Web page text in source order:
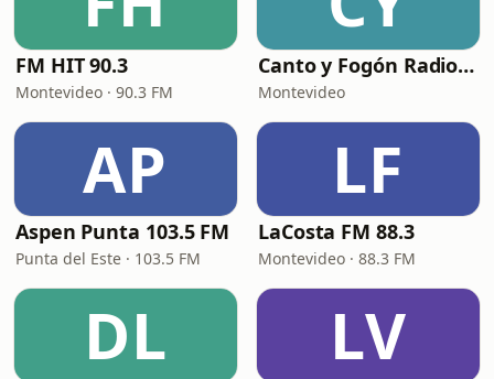
FM HIT 90.3
Montevideo · 90.3 FM
Canto y Fogón Radio Web
Montevideo
AP
Aspen Punta 103.5 FM
Punta del Este · 103.5 FM
LF
LaCosta FM 88.3
Montevideo · 88.3 FM
DL LV